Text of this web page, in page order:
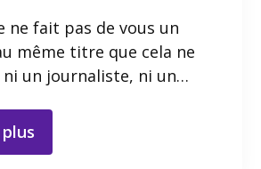
ne fait pas de vous un
même titre que cela ne
un journaliste, ni un…